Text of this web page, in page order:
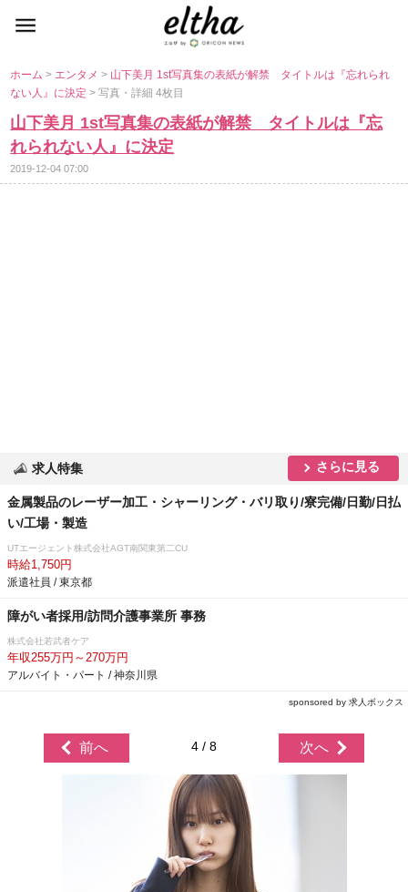
ホーム> エンタメ> 山下美月 1st写真集の表紙が解禁 タイトルは『忘れられ
ない人』に決定> 写真・詳細 4枚目
山下美月 1st写真集の表紙が解禁 タイトルは『忘
れられない人』に決定
2019-12-04 07:00
求人特集 さらに見る
金属製品のレーザー加工・シャーリング・バリ取り/寮完備/日勤/日払
い/工場・製造
UTエージェント株式会社AGT南関東第二CU
時給1,750円
派遣社員 / 東京都
障がい者採用/訪問介護事業所 事務
株式会社若武者ケア
年収255万円～270万円
アルバイト・パート / 神奈川県
sponsored by 求人ボックス
前へ 4 / 8 次へ